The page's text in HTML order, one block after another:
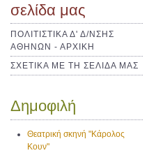
σελίδα μας
ΠΟΛΙΤΙΣΤΙΚΑ Δ' Δ/ΝΣΗΣ
ΑΘΗΝΩΝ - ΑΡΧΙΚΗ
ΣΧΕΤΙΚΑ ΜΕ ΤΗ ΣΕΛΙΔΑ ΜΑΣ
Δημοφιλή
Θεατρική σκηνή "Κάρολος
Κουν"